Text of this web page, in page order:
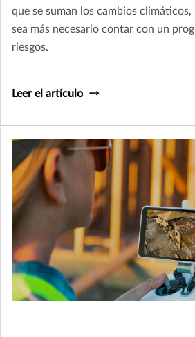
que se suman los cambios climáticos,
sea más necesario contar con un
riesgos.
Leer el artículo